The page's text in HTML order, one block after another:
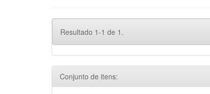
Resultado 1-1 de 1.
Conjunto de itens: